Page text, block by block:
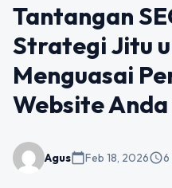
Tantangan
Strategi Jitu
Menguasai
Website Anda
Aguscalendar_todayFeb 18, 2026schedule6